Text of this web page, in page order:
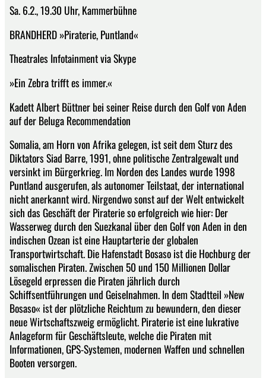
Sa. 6.2., 19.30 Uhr, Kammerbühne
BRANDHERD »Piraterie, Puntland«
Theatrales Infotainment via Skype
»Ein Zebra trifft es immer.«
Kadett Albert Büttner bei seiner Reise durch den Golf von Aden
auf der Beluga Recommendation
Somalia, am Horn von Afrika gelegen, ist seit dem Sturz des
Diktators Siad Barre, 1991, ohne politische Zentralgewalt und
versinkt im Bürgerkrieg. Im Norden des Landes wurde 1998
Puntland ausgerufen, als autonomer Teilstaat, der international
nicht anerkannt wird. Nirgendwo sonst auf der Welt entwickelt
sich das Geschäft der Piraterie so erfolgreich wie hier: Der
Wasserweg durch den Suezkanal über den Golf von Aden in den
indischen Ozean ist eine Hauptarterie der globalen
Transportwirtschaft. Die Hafenstadt Bosaso ist die Hochburg der
somalischen Piraten. Zwischen 50 und 150 Millionen Dollar
Lösegeld erpressen die Piraten jährlich durch
Schiffsentführungen und Geiselnahmen. In dem Stadtteil »New
Bosaso« ist der plötzliche Reichtum zu bewundern, den dieser
neue Wirtschaftszweig ermöglicht. Piraterie ist eine lukrative
Anlageform für Geschäftsleute, welche die Piraten mit
Informationen, GPS-Systemen, modernen Waffen und schnellen
Booten versorgen.